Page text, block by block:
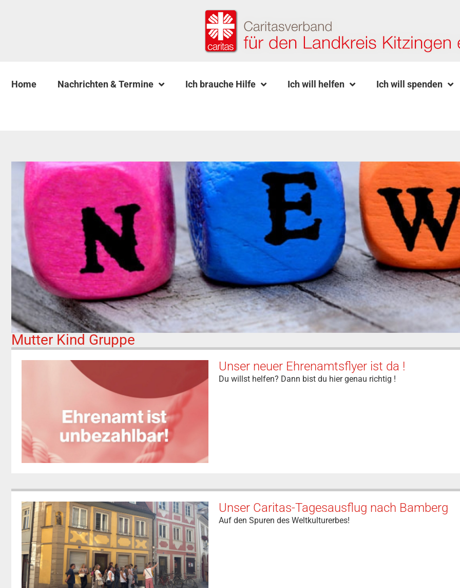
Home Nachrichten & Termine Ich brauche Hilfe Ich will helfen Ich will spenden
Mutter Kind Gruppe
Unser neuer Ehrenamtsflyer ist da !
Du willst helfen? Dann bist du hier genau richtig !
Unser Caritas-Tagesausflug nach Bamberg
Auf den Spuren des Weltkulturerbes!